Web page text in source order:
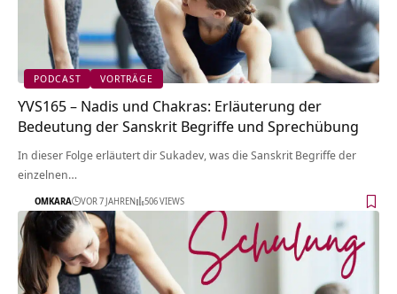
PODCAST VORTRÄGE
YVS165 – Nadis und Chakras: Erläuterung der
Bedeutung der Sanskrit Begriffe und Sprechübung
In dieser Folge erläutert dir Sukadev, was die Sanskrit Begriffe der
einzelnen…
OMKARA VOR 7 JAHREN 506 VIEWS